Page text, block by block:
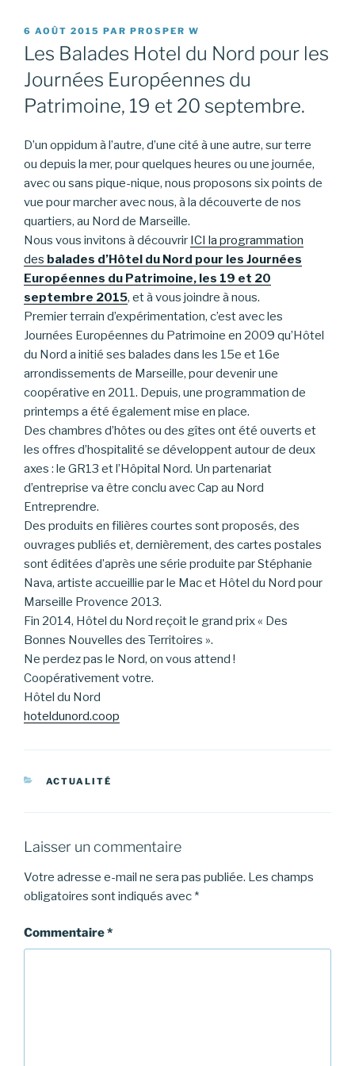
PUBLIÉ
LE
6 AOÛT 2015 PAR PROSPER W
Les Balades Hotel du Nord pour les
Journées Européennes du
Patrimoine, 19 et 20 septembre.
D’un oppidum à l’autre, d’une cité à une autre, sur terre
ou depuis la mer, pour quelques heures ou une journée,
avec ou sans pique-nique, nous proposons six points de
vue pour marcher avec nous, à la découverte de nos
quartiers, au Nord de Marseille.
Nous vous invitons à découvrir ICI la programmation
des balades d’Hôtel du Nord pour les Journées
Européennes du Patrimoine, les 19 et 20
septembre 2015, et à vous joindre à nous.
Premier terrain d’expérimentation, c’est avec les
Journées Européennes du Patrimoine en 2009 qu’Hôtel
du Nord a initié ses balades dans les 15e et 16e
arrondissements de Marseille, pour devenir une
coopérative en 2011. Depuis, une programmation de
printemps a été également mise en place.
Des chambres d’hôtes ou des gîtes ont été ouverts et
les offres d’hospitalité se développent autour de deux
axes : le GR13 et l’Hôpital Nord. Un partenariat
d’entreprise va être conclu avec Cap au Nord
Entreprendre.
Des produits en filières courtes sont proposés, des
ouvrages publiés et, dernièrement, des cartes postales
sont éditées d’après une série produite par Stéphanie
Nava, artiste accueillie par le Mac et Hôtel du Nord pour
Marseille Provence 2013.
Fin 2014, Hôtel du Nord reçoit le grand prix « Des
Bonnes Nouvelles des Territoires ».
Ne perdez pas le Nord, on vous attend !
Coopérativement votre.
Hôtel du Nord
hoteldunord.coop
CATÉGORIES
ACTUALITÉ
Laisser un commentaire
Votre adresse e-mail ne sera pas publiée. Les champs
obligatoires sont indiqués avec *
Commentaire*